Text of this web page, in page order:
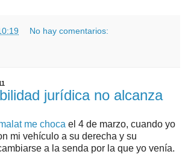
No hay comentarios:
jurídica no alcanza
me choca el 4 de marzo, cuando yo
mi vehículo a su derecha y su
a la senda por la que yo venía.